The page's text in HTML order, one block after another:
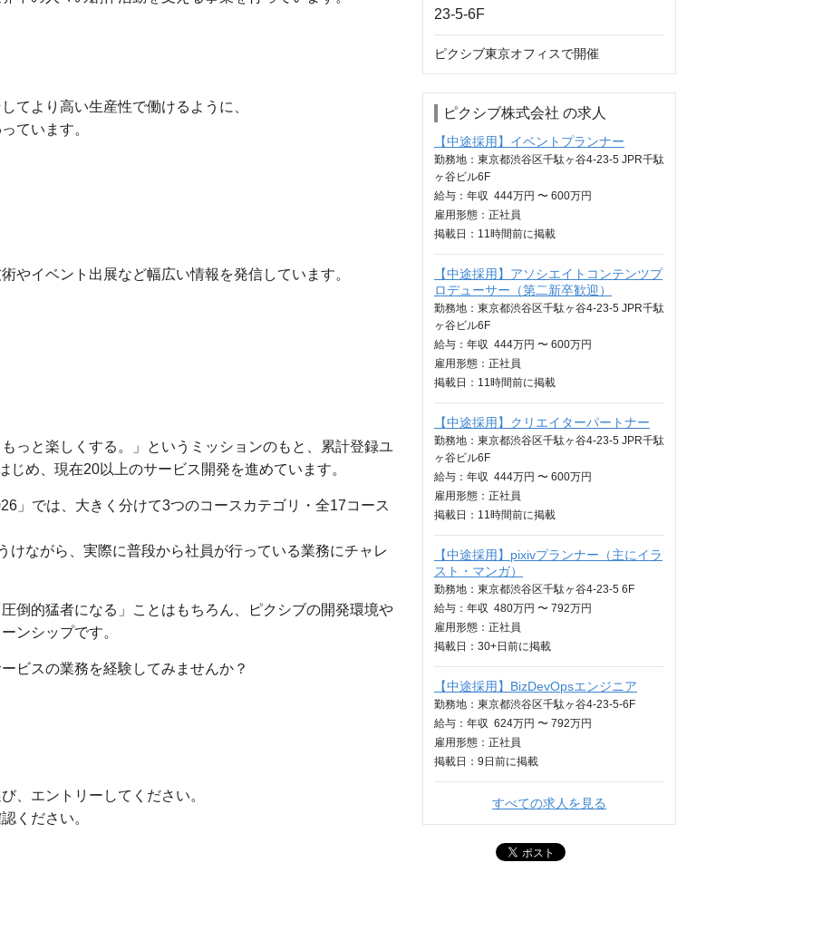
てより高い生産性で働けるように、
ています。
やイベント出展など幅広い情報を発信しています。
っと楽しくする。」というミッションのもと、累計登録ユ
め、現在20以上のサービス開発を進めています。
」では、大きく分けて3つのコースカテゴリ・全17コース
けながら、実際に普段から社員が行っている業務にチャレ
倒的猛者になる」ことはもちろん、ピクシブの開発環境や
ンシップです。
ビスの業務を経験してみませんか？
、エントリーしてください。
ください。
ピクシブ東京オフィスで開催
ピクシブ株式会社 の求人
【中途採用】イベントプランナー
勤務地：東京都渋谷区千駄ヶ谷4-23-5 JPR千駄
ヶ谷ビル6F
給与： 年収 444万円 〜 600万円
雇用形態：正社員
掲載日： 11時間前に掲載
【中途採用】アソシエイトコンテンツプ
ロデューサー（第二新卒歓迎）
勤務地：東京都渋谷区千駄ヶ谷4-23-5 JPR千駄
ヶ谷ビル6F
給与： 年収 444万円 〜 600万円
雇用形態：正社員
掲載日： 11時間前に掲載
【中途採用】クリエイターパートナー
勤務地：東京都渋谷区千駄ヶ谷4-23-5 JPR千駄
ヶ谷ビル6F
給与： 年収 444万円 〜 600万円
雇用形態：正社員
掲載日： 11時間前に掲載
【中途採用】pixivプランナー（主にイラ
スト・マンガ）
勤務地：東京都渋谷区千駄ヶ谷4-23-5 6F
給与： 年収 480万円 〜 792万円
雇用形態：正社員
掲載日： 30+日 前に掲載
【中途採用】BizDevOpsエンジニア
勤務地：東京都渋谷区千駄ヶ谷4-23-5-6F
給与： 年収 624万円 〜 792万円
雇用形態：正社員
掲載日： 9日 前に掲載
すべての求人を見る